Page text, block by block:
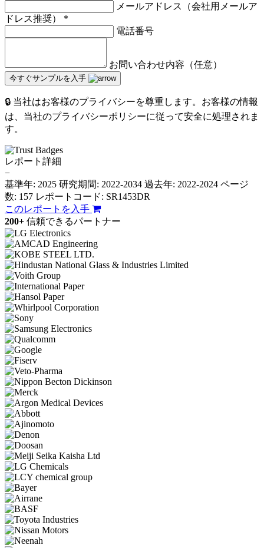
メールアドレス（会社用メールア
ドレス推奨） *
電話番号
お問い合わせ内容（任意）
今すぐサンプルを入手
🔒 当社はお客様のプライバシーを尊重します。お客様の情報
は、当社のプライバシーポリシーに従って安全に処理されま
す。
レポート詳細
−
基準年: 2025 研究期間: 2022-2034 過去年: 2022-2024 ページ
数: 157 レポートコード: SR1453DR
このレポートを入手
200+ 信頼できるパートナー